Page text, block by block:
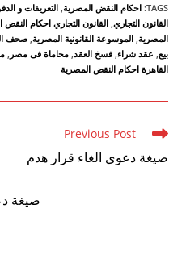
TAGS
:احكام النقض المصرية, التعريفات و
القانون التجاري, القانون التجاري احكام النقض
المصرية, الموسوعة القانونية المصرية, صحف
بيع, عقد شراء, فسخ العقد, محاماة فى مصر ,
القاهرة احكام النقض المصرية
Read
articles
Previous Post
صيغة دعوى الغاء قرار هدم
صيغة